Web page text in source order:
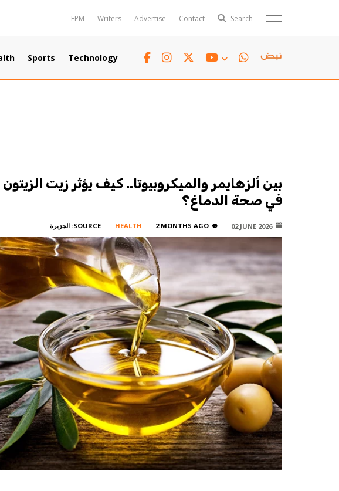
FPM Writers Advertise Contact Search
Polls
Sports Technology
TTV
بين ألزهايمر والميكروبيوتا.. كيف يؤثر زيت الزيتون
في صحة الدماغ؟
02 JUNE 2026
2 MONTHS AGO
HEALTH
SOURCE: الجزيرة